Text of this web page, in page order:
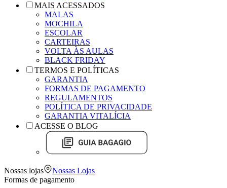
MAIS ACESSADOS
MALAS
MOCHILA
ESCOLAR
CARTEIRAS
VOLTA ÀS AULAS
BLACK FRIDAY
TERMOS E POLÍTICAS
GARANTIA
FORMAS DE PAGAMENTO
REGULAMENTOS
POLÍTICA DE PRIVACIDADE
GARANTIA VITALÍCIA
ACESSE O BLOG
Nossas lojas
Nossas Lojas
Formas de pagamento